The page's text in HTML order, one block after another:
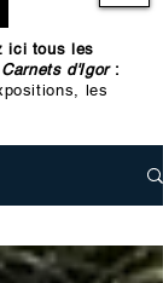
ici tous les
d'Igor :
les